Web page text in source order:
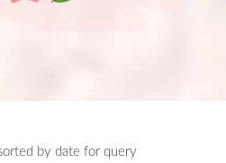
by date for query